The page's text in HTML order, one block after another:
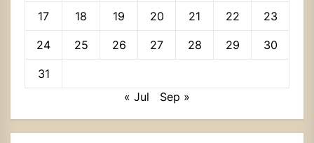
17 18 19 20 21 22 23
24 25 26 27 28 29 30
31
« Jul
Sep »